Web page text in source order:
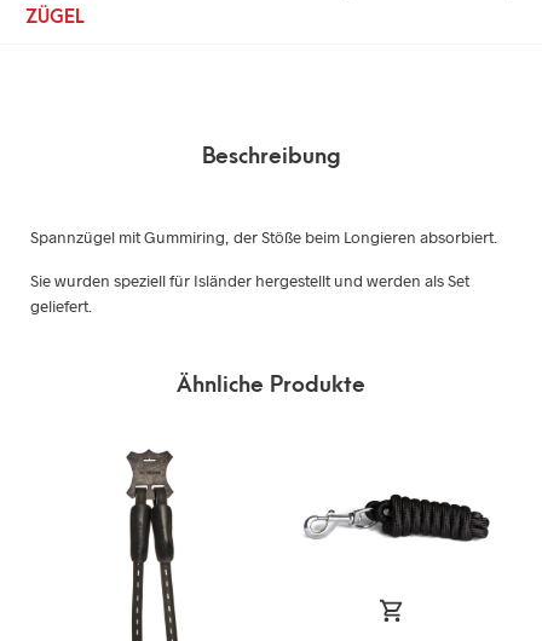
ZÜGEL
Beschreibung
Spannzügel mit Gummiring, der Stöße beim Longieren absorbiert.
Sie wurden speziell für Isländer hergestellt und werden als Set
geliefert.
Ähnliche Produkte